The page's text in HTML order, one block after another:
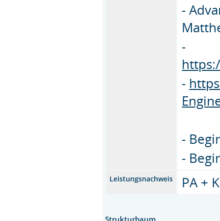
-
-
-
-
-
Leistungsnachweis PA +
Strukturbaum